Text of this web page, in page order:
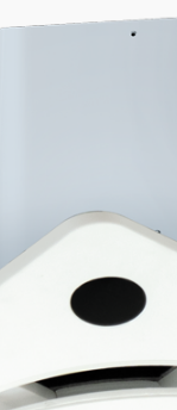
H140/4R1Q
ARV